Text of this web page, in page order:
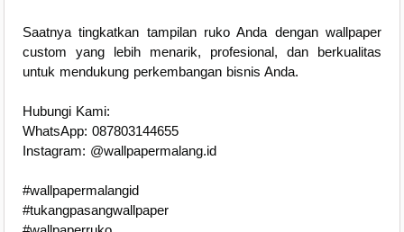
Saatnya tingkatkan tampilan ruko Anda dengan wallpaper
custom yang lebih menarik, profesional, dan berkualitas
untuk mendukung perkembangan bisnis Anda.
Hubungi Kami:
WhatsApp: 087803144655
Instagram: @wallpapermalang.id
#wallpapermalangid
#tukangpasangwallpaper